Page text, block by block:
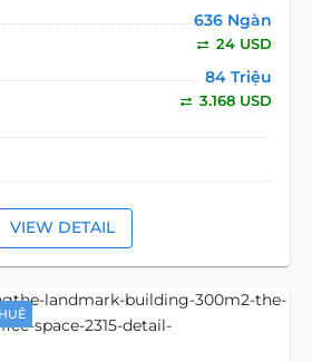
636 Ngàn
24 USD
84 Triệu
3.168 USD
VIEW DETAIL